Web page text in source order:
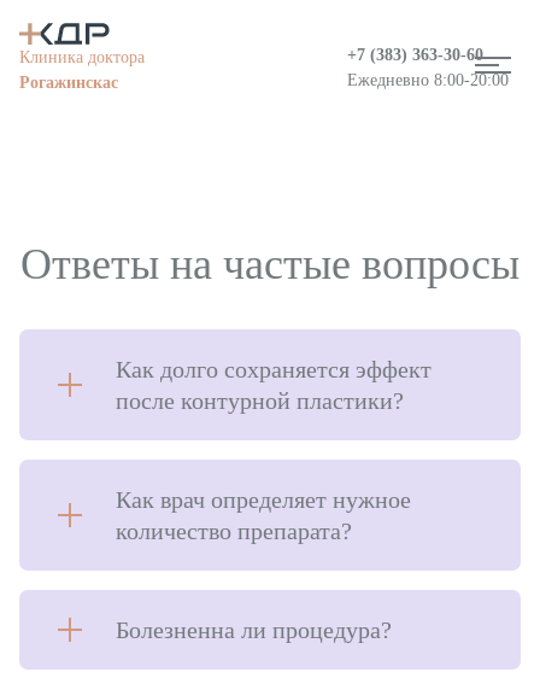
Клиника доктора
Рогажинскас
+7 (383) 363-30-60
Ежедневно 8:00-20:00
Информация о медицинской организации
Вакансии
Увеличение груди
Подтяжка груди
Ответы на частые вопросы
Как долго сохраняется эффект
после контурной пластики?
Как врач определяет нужное
количество препарата?
Болезненна ли процедура?